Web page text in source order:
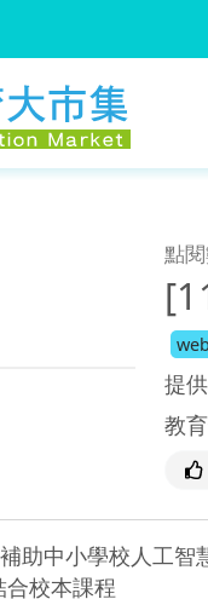
點
web
提
教
助中小學校人工
校本課程